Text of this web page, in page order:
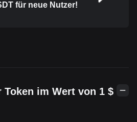
für neue Nutzer!
Token im Wert von 1 $